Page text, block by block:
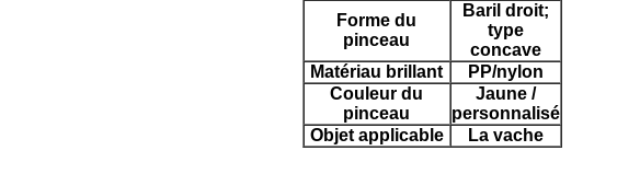
Forme du
pinceau
Baril droit;
type
concave
Matériau brillant
PP/nylon
Couleur du
pinceau
Jaune /
personnalisé
Objet applicable
La vache